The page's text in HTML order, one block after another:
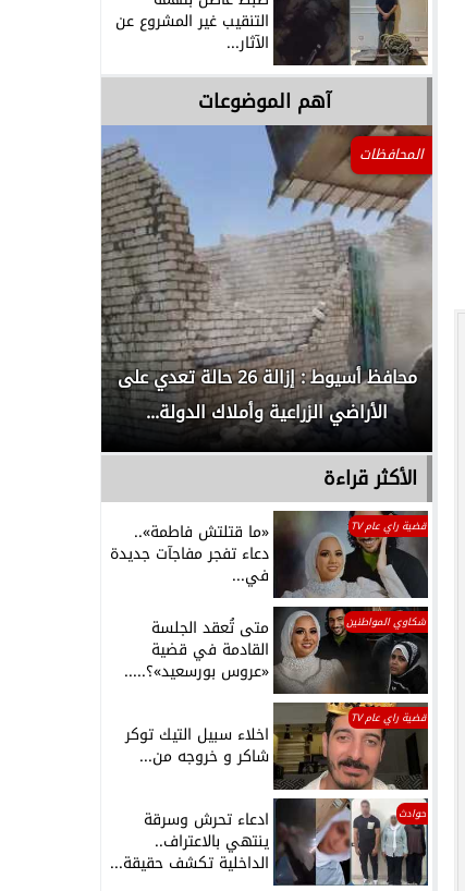
التنقيب غير المشروع عن
الآثار...
آهم الموضوعات
المحافظات
محافظ أسيوط : إزالة 26 حالة تعدي على
الأراضي الزراعية وأملاك الدولة...
الأكثر قراءة
قضية راي عام TV «ما قتلتش فاطمة»..
دعاء تفجر مفاجآت جديدة
في...
شكاوي المواطنين متى تُعقد الجلسة
القادمة في قضية
«عروس بورسعيد»؟.....
قضية راي عام TV
اخلاء سبيل التيك توكر
شاكر و خروجه من...
حوادث ادعاء تحرش وسرقة
ينتهي بالاعتراف..
الداخلية تكشف حقيقة...